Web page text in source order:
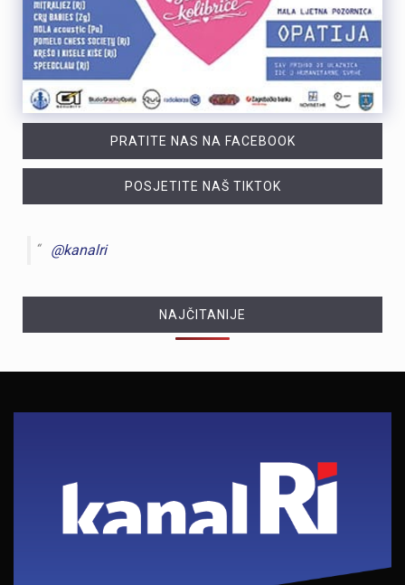
PRATITE NAS NA FACEBOOK
POSJETITE NAŠ TIKTOK
@kanalri
NAJČITANIJE